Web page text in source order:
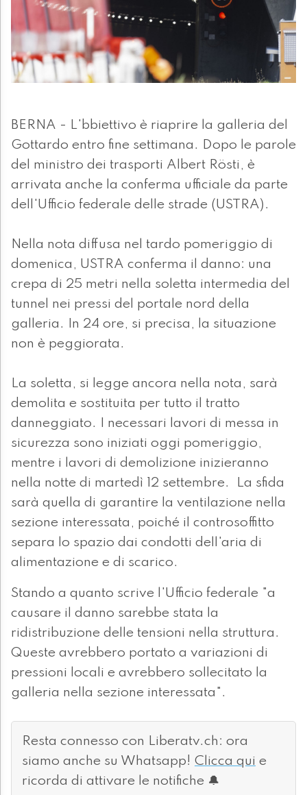
BERNA - L'bbiettivo è riaprire la galleria del
Gottardo entro fine settimana. Dopo le parole
del ministro dei trasporti Albert Rösti, è
arrivata anche la conferma ufficiale da parte
dell'Ufficio federale delle strade (USTRA).
Nella nota diffusa nel tardo pomeriggio di
domenica, USTRA conferma il danno: una
crepa di 25 metri nella soletta intermedia del
tunnel nei pressi del portale nord della
galleria. In 24 ore, si precisa, la situazione
non è peggiorata.
La soletta, si legge ancora nella nota, sarà
demolita e sostituita per tutto il tratto
danneggiato. I necessari lavori di messa in
sicurezza sono iniziati oggi pomeriggio,
mentre i lavori di demolizione inizieranno
nella notte di martedì 12 settembre. La sfida
sarà quella di garantire la ventilazione nella
sezione interessata, poiché il controsoffitto
separa lo spazio dai condotti dell'aria di
alimentazione e di scarico.
Stando a quanto scrive l'Ufficio federale "a
causare il danno sarebbe stata la
ridistribuzione delle tensioni nella struttura.
Queste avrebbero portato a variazioni di
pressioni locali e avrebbero sollecitato la
galleria nella sezione interessata".
Resta connesso con Liberatv.ch: ora
siamo anche su Whatsapp! Clicca qui e
ricorda di attivare le notifiche 🔔